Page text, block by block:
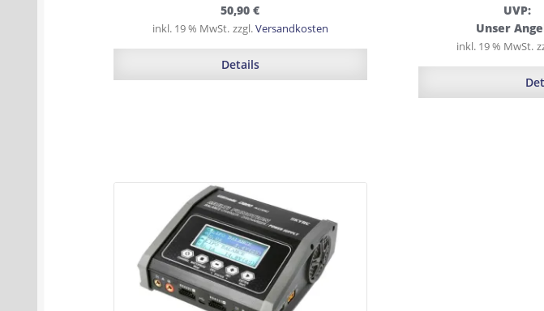
50,90€
inkl. 19 % MwSt. zzgl.Versandkosten
Details
UVP:
Preis
war:
Unser
inkl. 19 % MwSt.